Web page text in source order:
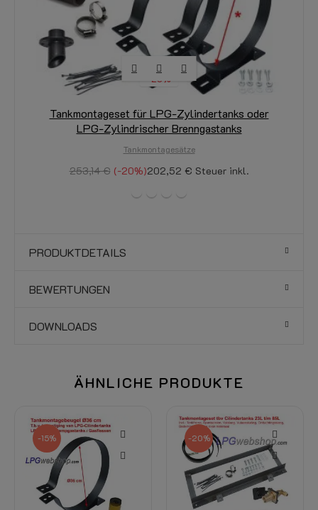
-20%
Tankmontageset für LPG-Zylindertanks oder
LPG-Zylindrischer Brenngastanks
Tankmontagesätze
253,14 € -20% 202,52 € Steuer inkl.
PRODUKTDETAILS
BEWERTUNGEN
DOWNLOADS
ÄHNLICHE PRODUKTE
-20% -15%